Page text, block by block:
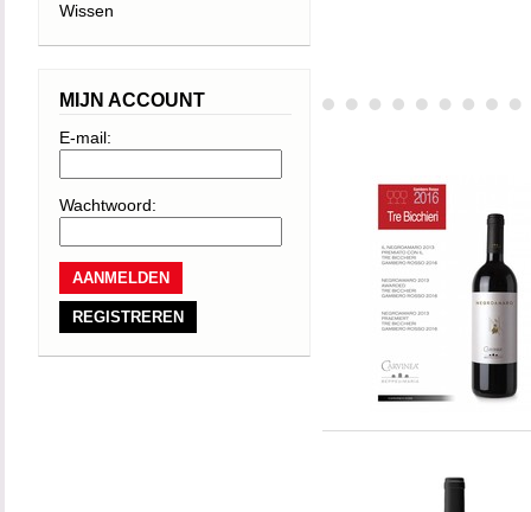
Wissen
MIJN ACCOUNT
E-mail:
Wachtwoord:
REGISTREREN